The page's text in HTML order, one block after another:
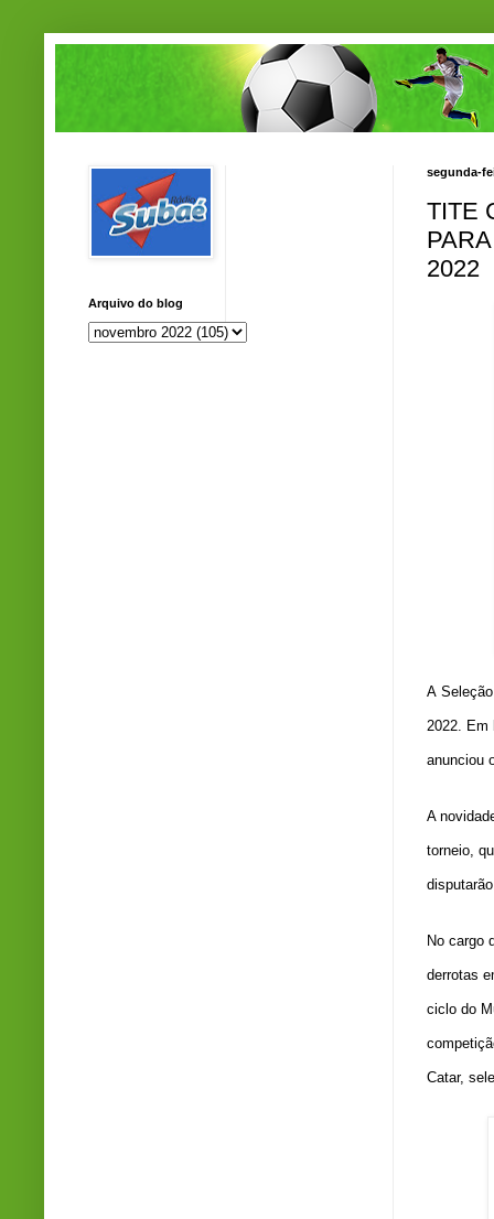
segunda-
TITE
2022
A
2022 .
anunciou
A
torneio,
No cargo
derrotas
ciclo do
Catar,
Arquivo do blog